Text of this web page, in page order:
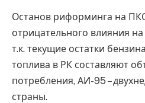
Останов риформинга на
отрицательного влияния
т.к. текущие остатки
топлива в РК составляют
потребления, АИ-95 –
страны.